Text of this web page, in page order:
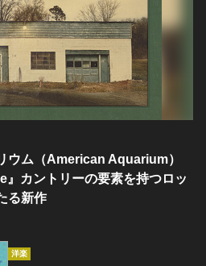
ウム（American Aquarium）
』カントリーの要素を持つロッ
る新作
洋楽